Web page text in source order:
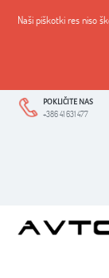
Naši piškotki res niso
POKLIČITE NAS
+386 41 631 477